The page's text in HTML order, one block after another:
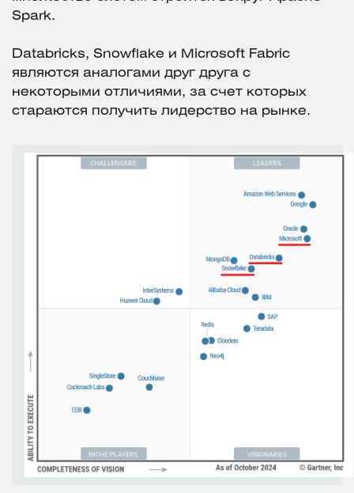
Spark.
Databricks, Snowflake и Microsoft Fabric
являются аналогами друг друга с
некоторыми отличиями, за счет которых
стараются получить лидерство на рынке.